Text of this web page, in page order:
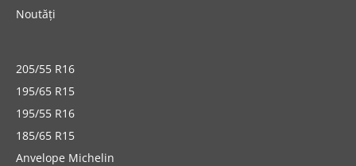
Noutăți
205/55 R16
195/65 R15
195/55 R16
185/65 R15
Anvelope Michelin